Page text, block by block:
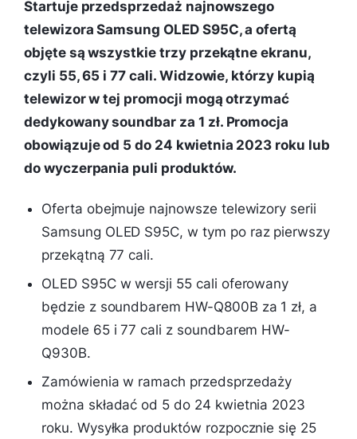
Startuje przedsprzedaż najnowszego
telewizora Samsung OLED S95C, a ofertą
objęte są wszystkie trzy przekątne ekranu,
czyli 55, 65 i 77 cali. Widzowie, którzy kupią
telewizor w tej promocji mogą otrzymać
dedykowany soundbar za 1 zł. Promocja
obowiązuje od 5 do 24 kwietnia 2023 roku lub
do wyczerpania puli produktów.
Oferta obejmuje najnowsze telewizory serii
Samsung OLED S95C, w tym po raz pierwszy
przekątną 77 cali.
OLED S95C w wersji 55 cali oferowany
będzie z soundbarem HW-Q800B za 1 zł, a
modele 65 i 77 cali z soundbarem HW-
Q930B.
Zamówienia w ramach przedsprzedaży
można składać od 5 do 24 kwietnia 2023
roku. Wysyłka produktów rozpocznie się 25